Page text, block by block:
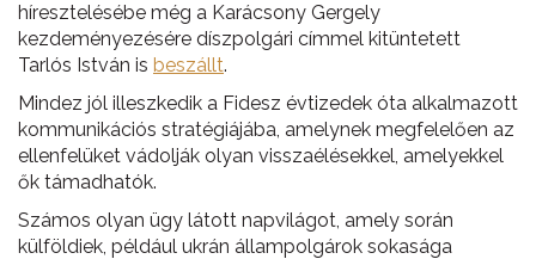
híresztelésébe még a Karácsony Gergely
kezdeményezésére díszpolgári címmel kitüntetett
Tarlós István is beszállt.
Mindez jól illeszkedik a Fidesz évtizedek óta alkalmazott
kommunikációs stratégiájába, amelynek megfelelően az
ellenfelüket vádolják olyan visszaélésekkel, amelyekkel
ők támadhatók.
Számos olyan ügy látott napvilágot, amely során
külföldiek, például ukrán állampolgárok sokasága